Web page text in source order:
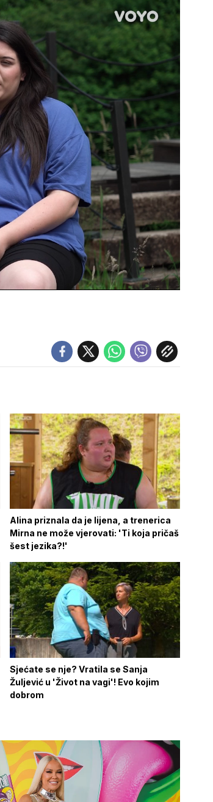
Alina priznala da je lijena, a trenerica
Mirna ne može vjerovati: 'Ti koja pričaš
šest jezika?!'
Sjećate se nje? Vratila se Sanja
Žuljević u 'Život na vagi'! Evo kojim
dobrom